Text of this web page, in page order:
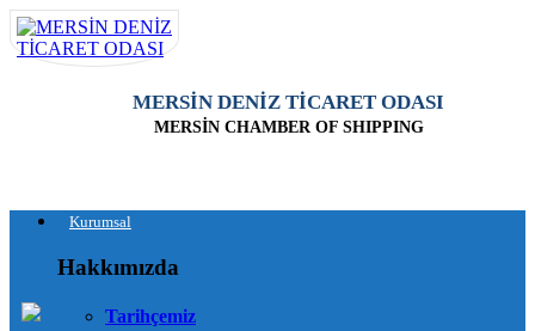
MERSİN DENİZ TİCARET ODASI
MERSİN CHAMBER OF SHIPPING
Kurumsal
Hakkımızda
Tarihçemiz